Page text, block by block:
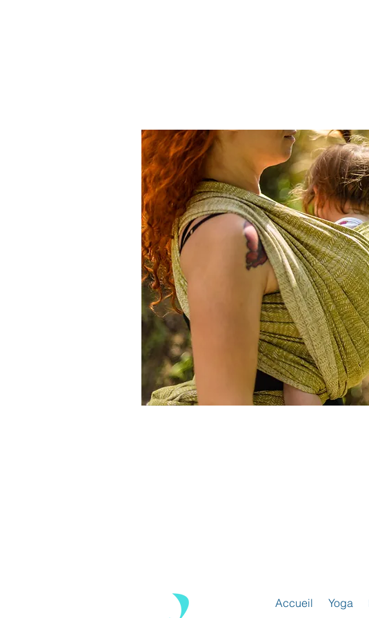
Accueil Yoga